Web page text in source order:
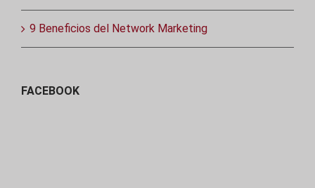
9 Beneficios del Network Marketing
FACEBOOK